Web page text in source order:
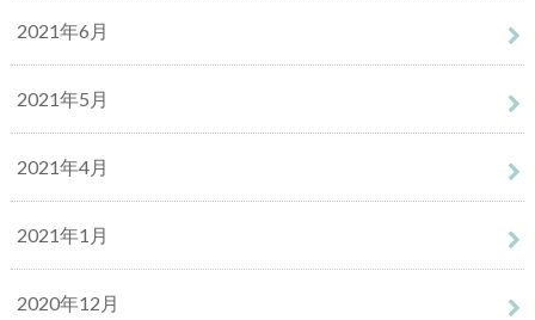
2021年6月
2021年5月
2021年4月
2021年1月
2020年12月